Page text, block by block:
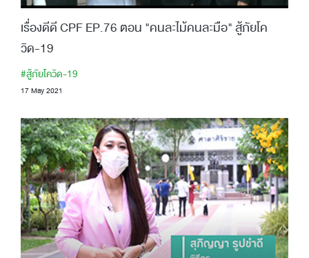
เรื่องดีดี CPF EP.76 ตอน "คนละไม้คนละมือ" สู้ภัยโค
วิด-19
#สู้ภัยโควิด-19
17 May 2021